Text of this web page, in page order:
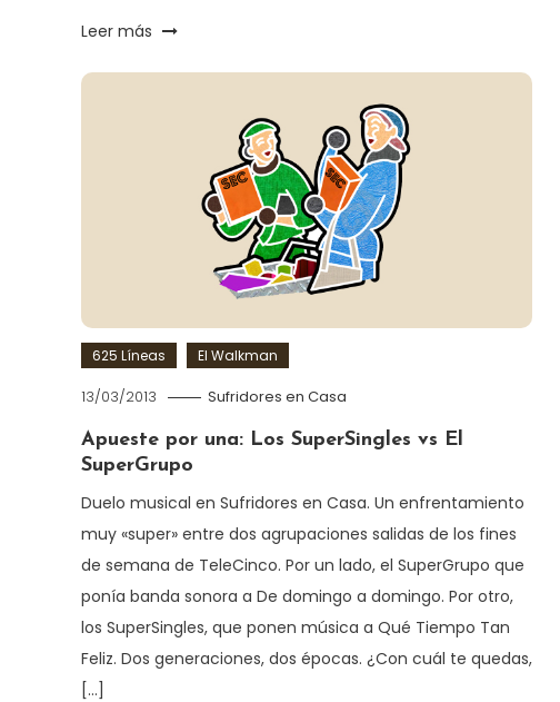
Leer más
625 Líneas El Walkman
13/03/2013 Sufridores en Casa
Apueste por una: Los SuperSingles vs El
SuperGrupo
Duelo musical en Sufridores en Casa. Un enfrentamiento
muy «super» entre dos agrupaciones salidas de los fines
de semana de TeleCinco. Por un lado, el SuperGrupo que
ponía banda sonora a De domingo a domingo. Por otro,
los SuperSingles, que ponen música a Qué Tiempo Tan
Feliz. Dos generaciones, dos épocas. ¿Con cuál te quedas,
[…]